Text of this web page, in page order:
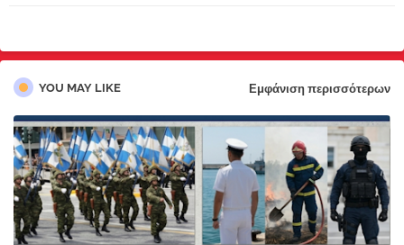
YOU MAY LIKE Εμφάνιση περισσότερων